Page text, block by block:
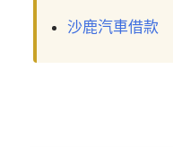
沙鹿汽車借款